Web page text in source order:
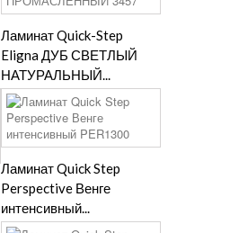
Ламинат Quick-Step
Eligna ДУБ СВЕТЛЫЙ
НАТУРАЛЬНЫЙ...
Ламинат Quick Step
Perspective Венге
интенсивный...